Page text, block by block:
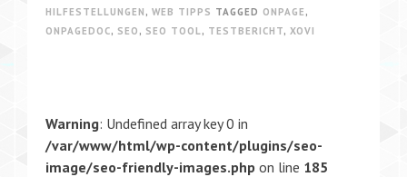
HILFESTELLUNGEN , WEB TIPPS TAGGED ONPAGE ,
ONPAGEDOC, SEO , SEO TOOL, TESTBERICHT, XOVI
Warning: Undefined array key 0 in
/var/www/html/wp-content/plugins/seo-
image/seo-friendly-images.php on line 185